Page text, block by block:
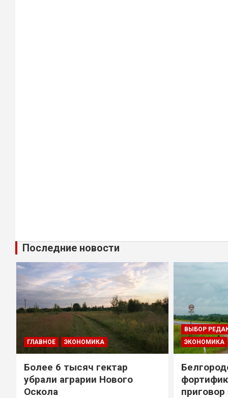
Последние новости
ГЛАВНОЕ ЭКОНОМИКА
Более 6 тысяч гектар
убрали аграрии Нового
Оскола
ВЫБОР
ЭКОНОМИКА